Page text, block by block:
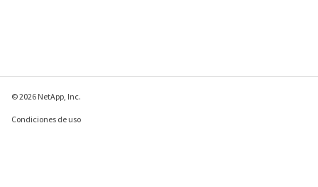
© 2026 NetApp, Inc.
Condiciones de uso